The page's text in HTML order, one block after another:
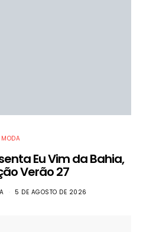
MODA
Eu Vim da Bahia,
Verão 27
5 DE AGOSTO DE 2026